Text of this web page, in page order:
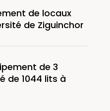
de locaux
de Ziguinchor
de 3
de 1044 lits à